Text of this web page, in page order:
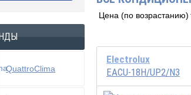
Electrolux
EACU-18H/UP2/N3
QuattroClima